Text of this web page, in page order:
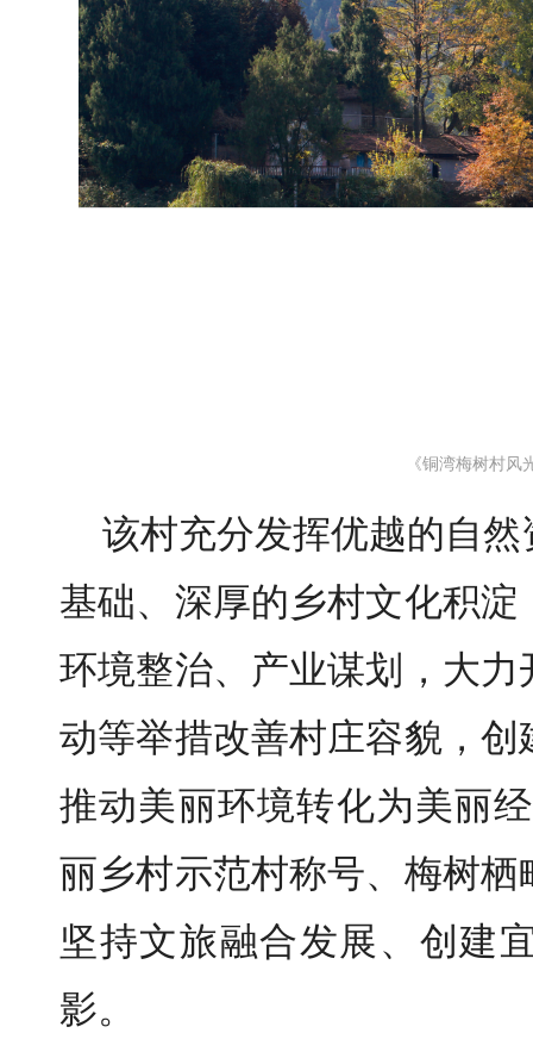
《铜湾梅树村
该村充分发挥优越的自
基础、深厚的乡村文化积
环境整治、产业谋划，大
动等举措改善村庄容貌，
推动美丽环境转化为美丽
丽乡村示范村称号、梅树
坚持文旅融合发展、创建
影。